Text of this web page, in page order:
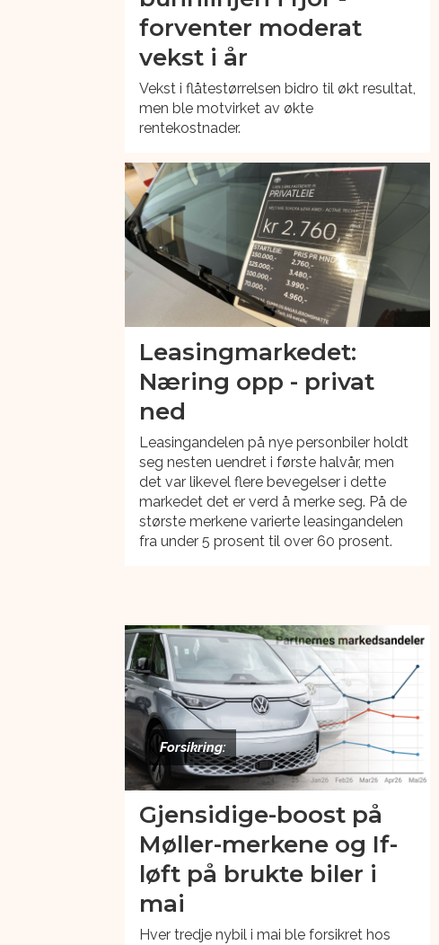
forventer moderat
vekst i år
Vekst i flåtestørrelsen bidro til økt resultat,
men ble motvirket av økte
rentekostnader.
Leasingmarkedet:
Næring opp - privat
ned
Leasingandelen på nye personbiler holdt
seg nesten uendret i første halvår, men
det var likevel flere bevegelser i dette
markedet det er verd å merke seg. På de
største merkene varierte leasingandelen
fra under 5 prosent til over 60 prosent.
Forsikring:
Gjensidige-boost på
Møller-merkene og If-
løft på brukte biler i
mai
Hver tredje nybil i mai ble forsikret hos